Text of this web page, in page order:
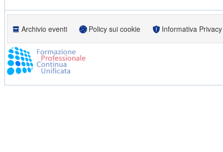
Archivio eventi Policy sui cookie Informativa Privacy